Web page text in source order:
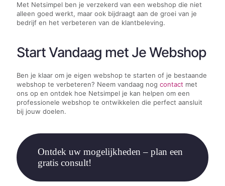
Met Netsimpel ben je verzekerd van een webshop die niet
alleen goed werkt, maar ook bijdraagt aan de groei van je
bedrijf en het verbeteren van de klantbeleving.
Start Vandaag met Je Webshop
Ben je klaar om je eigen webshop te starten of je bestaande
webshop te verbeteren? Neem vandaag nog contact met
ons op en ontdek hoe Netsimpel je kan helpen om een
professionele webshop te ontwikkelen die perfect aansluit
bij jouw doelen.
Ontdek uw mogelijkheden – plan een
gratis consult!